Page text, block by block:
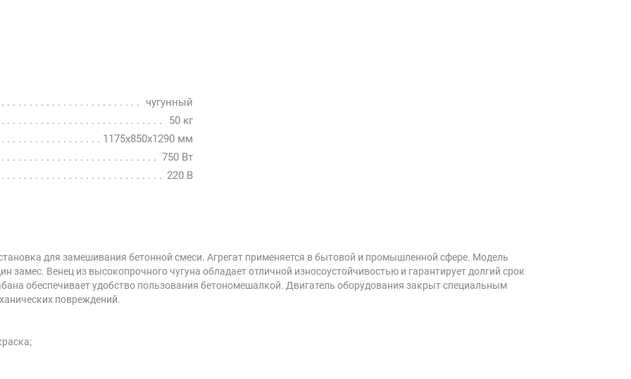
чугунный
50 кг
1175х850х1290 мм
750 Вт
220 В
для замешивания бетонной смеси. Агрегат применяется в бытовой и промышленной сфере. Модель
замес. Венец из высокопрочного чугуна обладает отличной износоустойчивостью и гарантирует долгий срок
обеспечивает удобство пользования бетономешалкой. Двигатель оборудования закрыт специальным
повреждений.